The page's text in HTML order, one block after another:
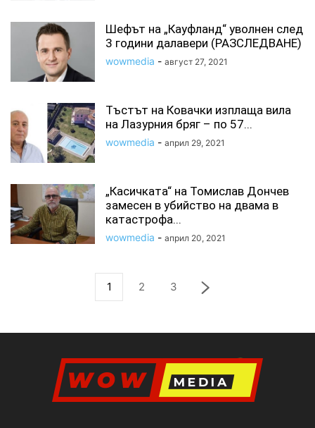
Шефът на „Кауфланд“ уволнен след
3 години далавери (РАЗСЛЕДВАНЕ)
wowmedia - август 27, 2021
Тъстът на Ковачки изплаща вила
на Лазурния бряг – по 57...
wowmedia - април 29, 2021
„Касичката“ на Томислав Дончев
замесен в убийство на двама в
катастрофа...
wowmedia - април 20, 2021
1 2 3